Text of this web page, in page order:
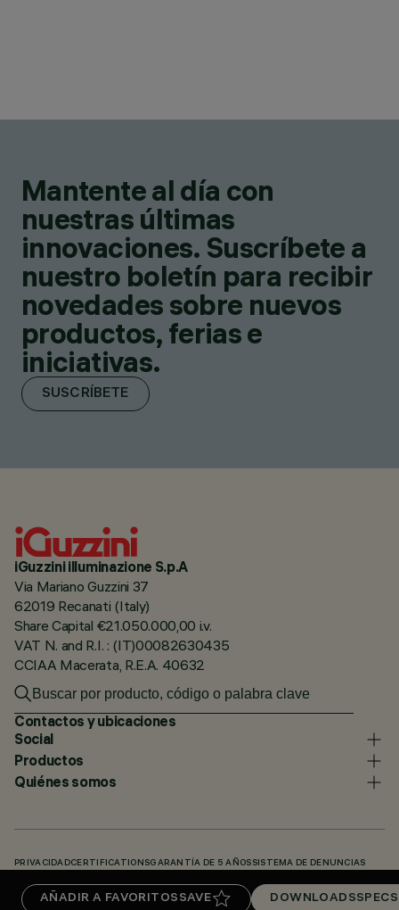
AÑADIR A FAVORITOS SAVE DOWNLOADSSPECS
Mantente al día con
nuestras últimas
innovaciones. Suscríbete a
nuestro boletín para recibir
novedades sobre nuevos
productos, ferias e
iniciativas.
SUSCRÍBETE
iGuzzini illuminazione S.p.A
Via Mariano Guzzini 37
62019 Recanati (Italy)
Share Capital €21.050.000,00 i.v.
VAT N. and R.I. : (IT)00082630435
CCIAA Macerata, R.E.A. 40632
Contactos y ubicaciones
Social
Productos
Quiénes somos
PRIVACIDADCERTIFICATIONSGARANTÍA DE 5 AÑOS SISTEMA DE DENUNCIAS
KNOWLEDGE BASE (LOGIN REQUIRED)DOWNLOADS